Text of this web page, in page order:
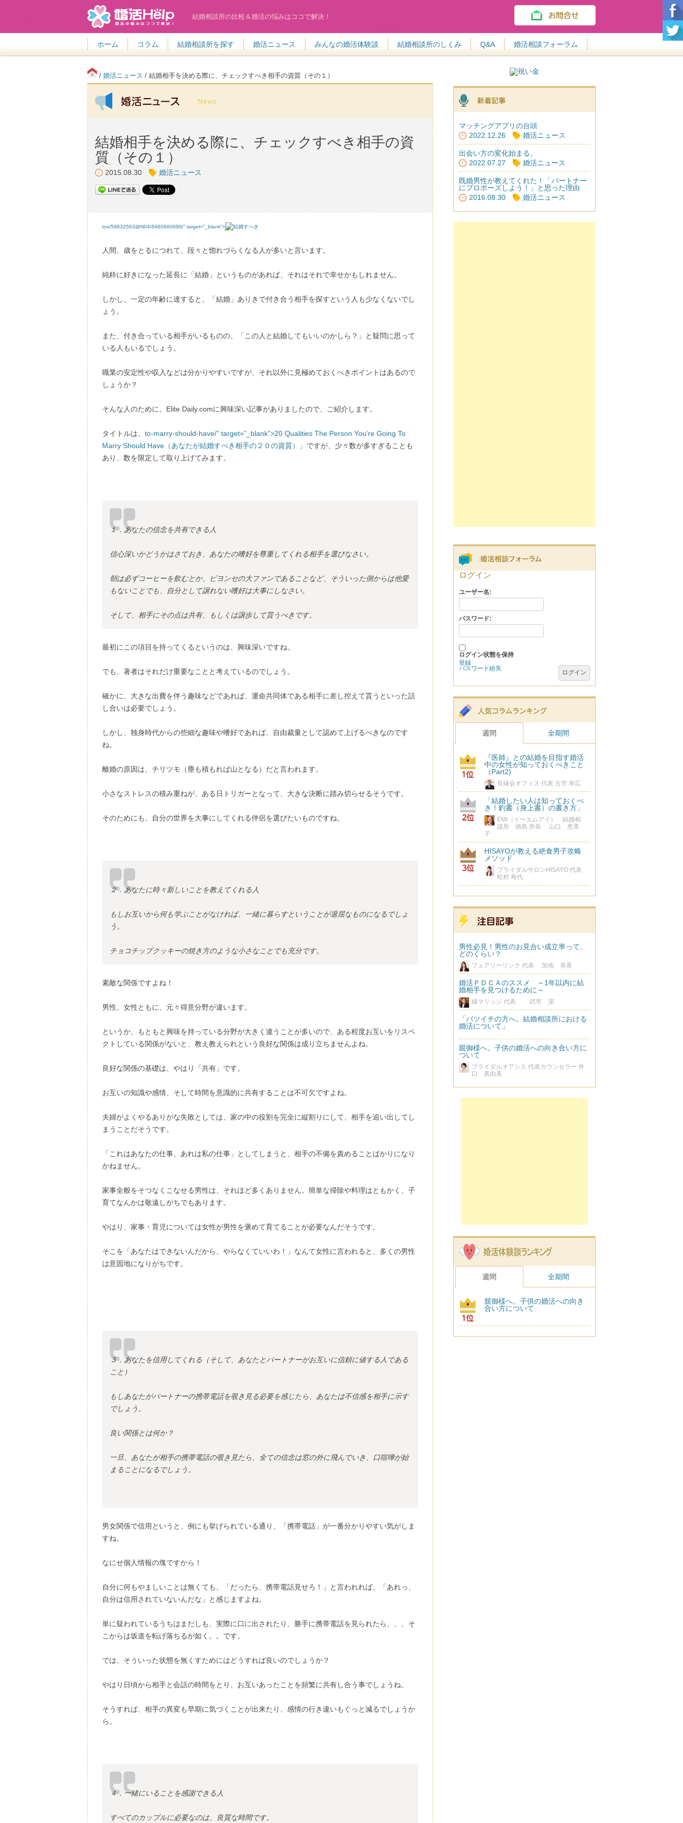
結婚相談所の比較＆婚活の悩みはココで解決！
ホーム コラム 結婚相談所を探す 婚活ニュース みんなの婚活体験談 結婚相談所のしくみ Q&A 婚活相談フォーラム
/ 婚活ニュース / 結婚相手を決める際に、チェックすべき相手の資質（その１）
結婚相手を決める際に、チェックすべき相手の資
質（その１）
2015.08.30 婚活ニュース
tos/59632563@N04/6460660699/” target=”_blank”>
人間、歳をとるにつれて、段々と惚れづらくなる人が多いと言います。
純粋に好きになった延長に「結婚」というものがあれば、それはそれで幸せかもしれません。
しかし、一定の年齢に達すると、「結婚」ありきで付き合う相手を探すという人も少なくないでし
ょう。
また、付き合っている相手がいるものの、「この人と結婚してもいいのかしら？」と疑問に思って
いる人もいるでしょう。
職業の安定性や収入などは分かりやすいですが、それ以外に見極めておくべきポイントはあるので
しょうか？
そんな人のために、Elite Daily.comに興味深い記事がありましたので、ご紹介します。
タイトルは、 to-marry-should-have/” target=”_blank”>20 Qualities The Person You’re Going To
Marry Should Have（あなたが結婚すべき相手の２０の資質）
」ですが、少々数が多すぎることも
あり、数を限定して取り上げてみます。
１．あなたの信念を共有できる人
信心深いかどうかはさておき、あなたの嗜好を尊重してくれる相手を選びなさい。
朝は必ずコーヒーを飲むとか、ビヨンセの大ファンであることなど、そういった側からは他愛
もないことでも、自分として譲れない嗜好は大事にしなさい。
そして、相手にその点は共有、もしくは譲歩して貰うべきです。
最初にこの項目を持ってくるというのは、興味深いですね。
でも、著者はそれだけ重要なことと考えているのでしょう。
確かに、大きな出費を伴う趣味などであれば、運命共同体である相手に差し控えて貰うといった話
し合いは必要でしょう。
しかし、独身時代からの些細な趣味や嗜好であれば、自由裁量として認めて上げるべきなのです
ね。
離婚の原因は、チリツモ（塵も積もれば山となる）だと言われます。
小さなストレスの積み重ねが、ある日トリガーとなって、大きな決断に踏み切らせるそうです。
そのためにも、自分の世界を大事にしてくれる伴侶を選びたいものですね。
２．あなたに時々新しいことを教えてくれる人
もしお互いから何も学ぶことがなければ、一緒に暮らすということが退屈なものになるでしょ
う。
チョコチップクッキーの焼き方のような小さなことでも充分です。
素敵な関係ですよね！
男性、女性ともに、元々得意分野が違います。
というか、もともと興味を持っている分野が大きく違うことが多いので、ある程度お互いをリスペ
クトしている関係がないと、教え教えられという良好な関係は成り立ちませんよね。
良好な関係の基礎は、やはり「共有」です。
お互いの知識や感情、そして時間を意識的に共有することは不可欠ですよね。
夫婦がよくやるありがな失敗としては、家の中の役割を完全に縦割りにして、相手を追い出してし
まうことだそうです。
「これはあなたの仕事、あれは私の仕事」としてしまうと、相手の不備を責めることばかりになり
かねません。
家事全般をそつなくこなせる男性は、それほど多くありません。簡単な掃除や料理はともかく、子
育てなんかは敬遠しがちでもあります。
やはり、家事・育児については女性が男性を褒めて育てることが必要なんだそうです。
そこを「あなたはできないんだから、やらなくていいわ！」なんて女性に言われると、多くの男性
は意固地になりがちです。
３．あなたを信用してくれる（そして、あなたとパートナーがお互いに信頼に値する人である
こと）
もしあなたがパートナーの携帯電話を覗き見る必要を感じたら、あなたは不信感を相手に示す
でしょう。
良い関係とは何か？
一旦、あなたが相手の携帯電話の覗き見たら、全ての信念は窓の外に飛んでいき、口喧嘩が始
まることになるでしょう。
男女関係で信用というと、例にも挙げられている通り、「携帯電話」が一番分かりやすい気がしま
すね。
なにせ個人情報の塊ですから！
自分に何もやましいことは無くても、「だったら、携帯電話見せろ！」と言われれば、「あれっ、
自分は信用されていないんだな」と感じますよね。
単に疑われているうちはまだしも、実際に口に出されたり、勝手に携帯電話を見られたら、、、そ
こからは坂道を転げ落ちるが如く。。です。
では、そういった状態を無くすためにはどうすれば良いのでしょうか？
やはり日頃から相手と会話の時間をとり、お互いあったことを頻繁に共有し合う事でしょうね。
そうすれば、相手の異変も早期に気づくことが出来たり、感情の行き違いもぐっと減るでしょうか
ら。
４．一緒にいることを感謝できる人
すべてのカップルに必要なのは、良質な時間です。
マッチングアプリの台頭
2022.12.26
婚活ニュース
出会い方の変化始まる。
2022.07.27
婚活ニュース
既婚男性が教えてくれた！「パートナー
にプロポーズしよう！」と思った理由
2016.08.30
婚活ニュース
ログイン
ユーザー名:
パスワード:
ログイン状態を保持
ログイン
登録
パスワード紛失
週間 全期間
『医師』との結婚を目指す婚活
中の女性が知っておくべきこと
（Part2)
良縁会オフィス 代表 古市 幸広
「結婚したい人は知っておくべ
き！釣書（身上書）の書き方」
EMI（イーエムアイ） 結婚相
談所 徳島 所長 山口 恵美
子
HISAYOが教える絶食男子攻略
メソッド
ブライダルサロンHISAYO 代表
松村 寿代
男性必見！男性のお見合い成立率って、
どのくらい？
フェアリーリンク 代表 加地 美香
婚活ＰＤＣＡのススメ ～1年以内に結
婚相手を見つけるために～
縁マリッジ 代表 武市 潔
「バツイチの方へ。結婚相談所における
婚活について」
親御様へ。子供の婚活への向き合い方に
ついて
ブライダルオアシス 代表カウンセラー 井
口 真由美
週間 全期間
親御様へ。子供の婚活への向き
合い方について